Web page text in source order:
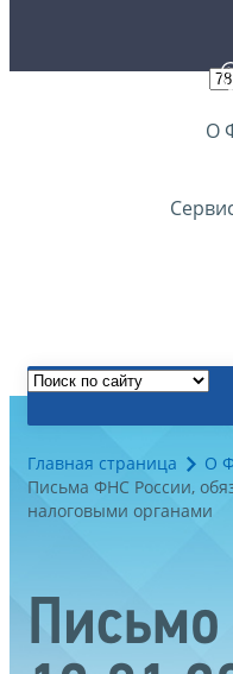
О
Главная страница
О
Письма ФНС России,
налоговыми органами
Письмо